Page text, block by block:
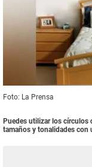
Foto: La Prensa
Puedes utilizar los círculos
tamaños y tonalidades con